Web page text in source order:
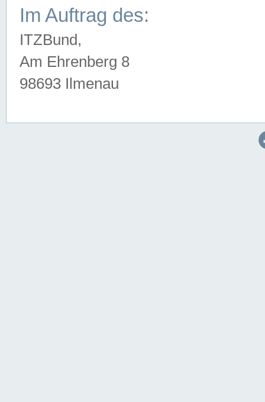
Im Auftrag des:
ITZBund,
Am Ehrenberg 8
98693 Ilmenau